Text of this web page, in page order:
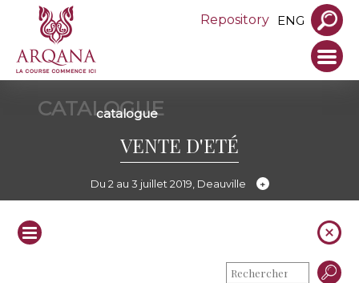
Repository ENG
CATALOGUE
catalogue
VENTE D'ETÉ
Du 2 au 3 juillet 2019, Deauville